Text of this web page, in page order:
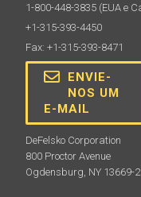
1-800-448-3835 (EUA e
+1-315-393-4450
Fax: +1-315-393-8471
ENVIE-
NOS UM
E-MAIL
DeFelsko Corporation
800 Proctor Avenue
Ogdensburg, NY 13669-